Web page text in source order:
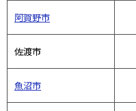
阿賀野市
佐渡市
魚沼市